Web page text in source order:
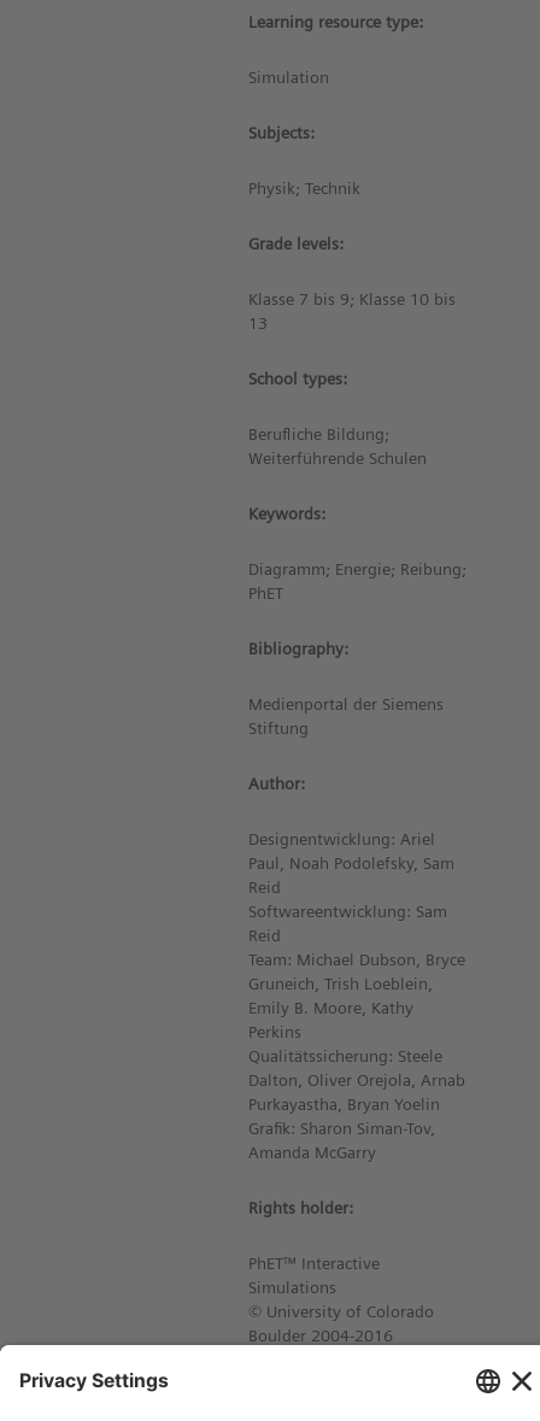
Learning resource type:
Simulation
Subjects:
Physik; Technik
Grade levels:
Klasse 7 bis 9; Klasse 10 bis
13
School types:
Berufliche Bildung;
Weiterführende Schulen
Keywords:
Diagramm; Energie; Reibung;
PhET
Bibliography:
Medienportal der Siemens
Stiftung
Author:
Designentwicklung: Ariel
Paul, Noah Podolefsky, Sam
Reid
Softwareentwicklung: Sam
Reid
Team: Michael Dubson, Bryce
Gruneich, Trish Loeblein,
Emily B. Moore, Kathy
Perkins
Qualitätssicherung: Steele
Dalton, Oliver Orejola, Arnab
Purkayastha, Bryan Yoelin
Grafik: Sharon Siman-Tov,
Amanda McGarry
Rights holder:
PhET™ Interactive
Simulations
© University of Colorado
Boulder 2004-2016